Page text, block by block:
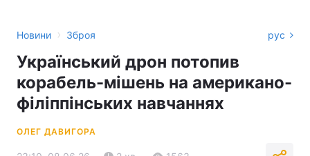
Новини › Зброя рус
Український дрон потопив
корабель-мішень на американо-
філіппінських навчаннях
ОЛЕГ ДАВИГОРА